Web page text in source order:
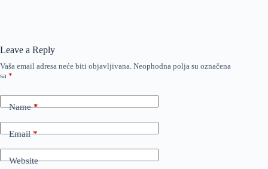
Leave a Reply
Vaša email adresa neće biti objavljivana. Neophodna polja su označena
sa *
Name*
Email*
Website